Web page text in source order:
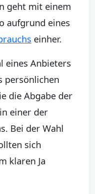
geht mit einem
aufgrund eines
einher.
eines Anbieters
persönlichen
die Abgabe der
einer der
Bei der Wahl
sich
klaren Ja